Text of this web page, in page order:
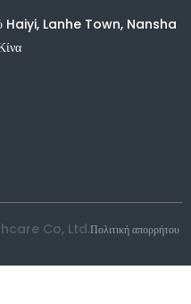
Haiyi, Lanhe Town, Nansha
Co, Ltd.Πολιτική απορρήτου